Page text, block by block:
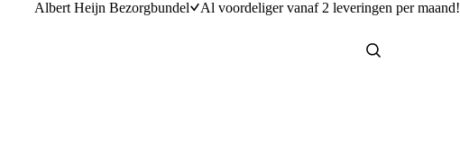
Albert Heijn Bezorgbundel Al voordeliger vanaf 2 leveringen per maand!